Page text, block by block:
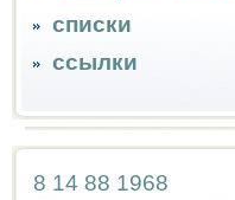
списки
ссылки
8 14 88 1968